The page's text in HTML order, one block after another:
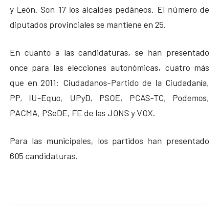
y León. Son 17 los alcaldes pedáneos. El número de
diputados provinciales se mantiene en 25.
En cuanto a las candidaturas, se han presentado
once para las elecciones autonómicas, cuatro más
que en 2011: Ciudadanos-Partido de la Ciudadanía,
PP, IU-Equo, UPyD, PSOE, PCAS-TC, Podemos,
PACMA, PSeDE, FE de las JONS y VOX.
Para las municipales, los partidos han presentado
605 candidaturas.